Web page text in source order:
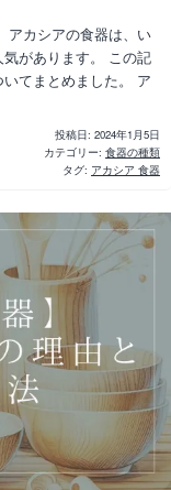
アカシアの食器は、い
があります。 この記
てまとめました。 ア
投稿日: 2024年1月5日
カテゴリー: 食器の種類
タグ: アカシア 食器